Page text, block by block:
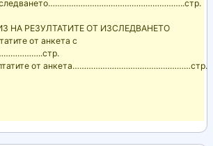
НА РЕЗУЛТАТИТЕ ОТ ИЗСЛЕДВАНЕТО
от анкета с
от анкета……………………………………………стр.